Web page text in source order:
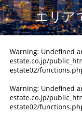
エリア
Warning: Undefined
estate.co.jp/
estate02/
Warning: Undefined
estate.co.jp/
estate02/